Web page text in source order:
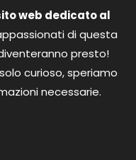
web dedicato al
di questa
presto!
curioso, speriamo
necessarie.